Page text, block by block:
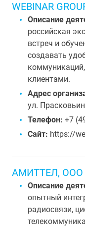
WEBINAR
Описание
российская
встреч и
создавать
клиентами.
Адрес
ул.
Телефон: +7
Сайт: https://
АМИТТЕЛ, ООО
Описание
опытный
радиосвязи,